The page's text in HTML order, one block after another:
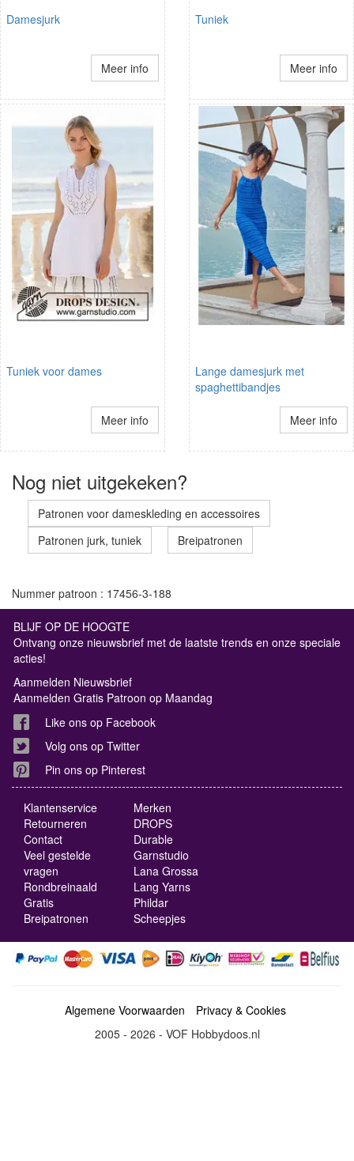
Damesjurk
Meer info
Tuniek
Meer info
Tuniek voor dames
Meer info
Lange damesjurk met
spaghettibandjes
Meer info
Nog niet uitgekeken?
Patronen voor dameskleding en accessoires
Patronen jurk, tuniek
Breipatronen
Nummer patroon : 17456-3-188
BLIJF OP DE HOOGTE
Ontvang onze nieuwsbrief met de laatste trends en onze speciale
acties!
Aanmelden Nieuwsbrief
Aanmelden Gratis Patroon op Maandag
Like ons op Facebook
Volg ons op Twitter
Pin ons op Pinterest
Klantenservice
Retourneren
Contact
Veel gestelde
vragen
Rondbreinaald
Gratis
Breipatronen
Merken
DROPS
Durable
Garnstudio
Lana Grossa
Lang Yarns
Phildar
Scheepjes
Algemene Voorwaarden
Privacy & Cookies
2005 - 2026 - VOF Hobbydoos.nl